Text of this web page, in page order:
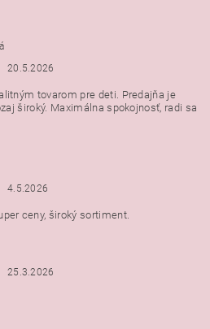
s
20.5.2026
tovarom pre deti. Predajňa je
široký. Maximálna spokojnosť, radi sa
4.5.2026
ceny, široký sortiment.
25.3.2026